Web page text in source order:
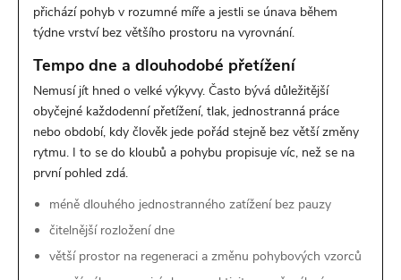
přichází pohyb v rozumné míře a jestli se únava během
týdne vrství bez většího prostoru na vyrovnání.
Tempo dne a dlouhodobé přetížení
Nemusí jít hned o velké výkyvy. Často bývá důležitější
obyčejné každodenní přetížení, tlak, jednostranná práce
nebo období, kdy člověk jede pořád stejně bez větší změny
rytmu. I to se do kloubů a pohybu propisuje víc, než se na
první pohled zdá.
méně dlouhého jednostranného zatížení bez pauzy
čitelnější rozložení dne
větší prostor na regeneraci a změnu pohybových vzorců